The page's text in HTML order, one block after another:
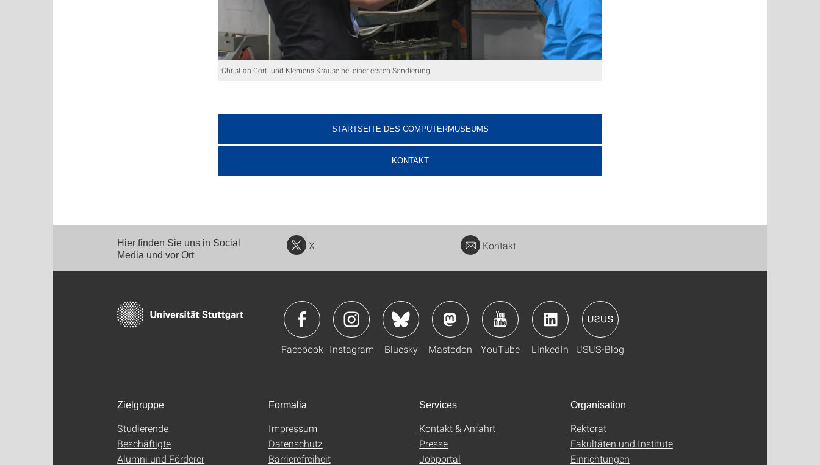
Christian Corti und Klemens Krause bei einer ersten Sondierung
STARTSEITE DES COMPUTERMUSEUMS
KONTAKT
Hier finden Sie uns in Social
Media und vor Ort
X Kontakt
Facebook Instagram Bluesky Mastodon YouTube LinkedIn USUS-Blog
Zielgruppe
Studierende
Beschäftigte
Alumni und Förderer
Formalia
Impressum
Datenschutz
Barrierefreiheit
Services
Kontakt & Anfahrt
Presse
Jobportal
Organisation
Rektorat
Fakultäten und Institute
Einrichtungen